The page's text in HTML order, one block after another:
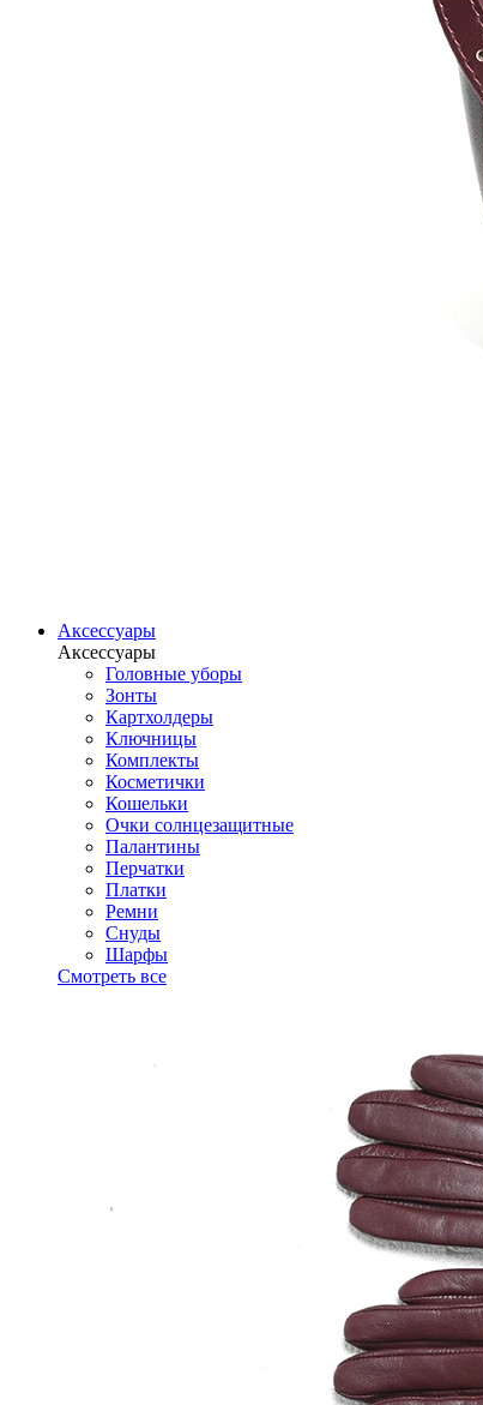
Аксессуары
Аксессуары
Головные уборы
Зонты
Картхолдеры
Ключницы
Комплекты
Косметички
Кошельки
Очки солнцезащитные
Палантины
Перчатки
Платки
Ремни
Снуды
Шарфы
Смотреть все